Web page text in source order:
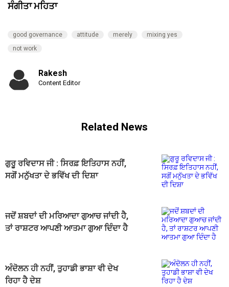
ਸੰਗੀਤਾ ਮਹਿਤਾ
good governance attitude merely
mixing yes
not work
Rakesh
Content Editor
Related News
ਗੁਰੂ ਰਵਿਦਾਸ ਜੀ : ਸਿਰਫ਼ ਇਤਿਹਾਸ ਨਹੀਂ,
ਸਗੋਂ ਮਨੁੱਖਤਾ ਦੇ ਭਵਿੱਖ ਦੀ ਦਿਸ਼ਾ
ਜਦੋਂ ਸ਼ਬਦਾਂ ਦੀ ਮਰਿਆਦਾ ਗੁਆਚ ਜਾਂਦੀ ਹੈ,
ਤਾਂ ਰਾਸ਼ਟਰ ਆਪਣੀ ਆਤਮਾ ਗੁਆ ਦਿੰਦਾ ਹੈ
ਅੰਦੋਲਨ ਹੀ ਨਹੀਂ, ਤੁਹਾਡੀ ਭਾਸ਼ਾ ਵੀ ਦੇਖ
ਰਿਹਾ ਹੈ ਦੇਸ਼